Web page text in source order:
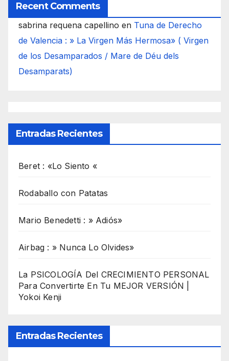
Recent Comments
sabrina requena capellino en Tuna de Derecho
de Valencia : » La Virgen Más Hermosa» ( Virgen
de los Desamparados / Mare de Déu dels
Desamparats)
Entradas Recientes
Beret : «Lo Siento «
Rodaballo con Patatas
Mario Benedetti : » Adiós»
Airbag : » Nunca Lo Olvides»
La PSICOLOGÍA Del CRECIMIENTO PERSONAL
Para Convertirte En Tu MEJOR VERSIÓN |
Yokoi Kenji
Entradas Recientes